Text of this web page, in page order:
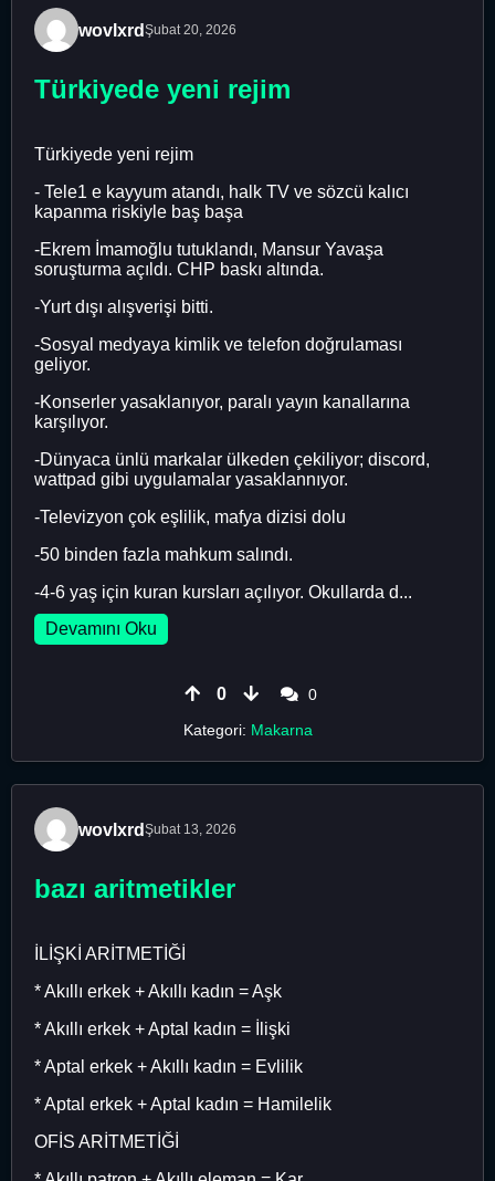
wovlxrd Şubat 20, 2026
Türkiyede yeni rejim
Türkiyede yeni rejim
- Tele1 e kayyum atandı, halk TV ve sözcü kalıcı
kapanma riskiyle baş başa
-Ekrem İmamoğlu tutuklandı, Mansur Yavaşa
soruşturma açıldı. CHP baskı altında.
-Yurt dışı alışverişi bitti.
-Sosyal medyaya kimlik ve telefon doğrulaması
geliyor.
-Konserler yasaklanıyor, paralı yayın kanallarına
karşılıyor.
-Dünyaca ünlü markalar ülkeden çekiliyor; discord,
wattpad gibi uygulamalar yasaklannıyor.
-Televizyon çok eşlilik, mafya dizisi dolu
-50 binden fazla mahkum salındı.
-4-6 yaş için kuran kursları açılıyor. Okullarda d...
Devamını Oku
0
0
Kategori: Makarna
wovlxrd Şubat 13, 2026
bazı aritmetikler
İLİŞKİ ARİTMETİĞİ
* Akıllı erkek + Akıllı kadın = Aşk
* Akıllı erkek + Aptal kadın = İlişki
* Aptal erkek + Akıllı kadın = Evlilik
* Aptal erkek + Aptal kadın = Hamilelik
OFİS ARİTMETİĞİ